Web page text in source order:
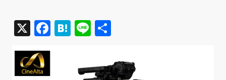
X Facebook
Hatena
Line